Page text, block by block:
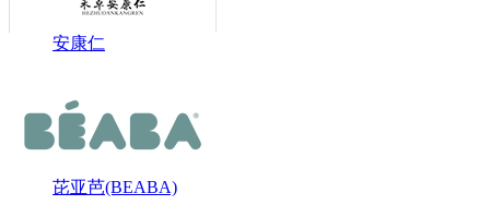
安康仁
芘亚芭(BEABA)